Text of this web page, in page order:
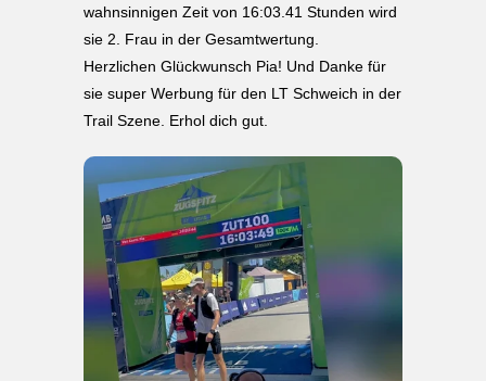
wahnsinnigen Zeit von 16:03.41 Stunden wird
sie 2. Frau in der Gesamtwertung.
Herzlichen Glückwunsch Pia! Und Danke für
sie super Werbung für den LT Schweich in der
Trail Szene. Erhol dich gut.